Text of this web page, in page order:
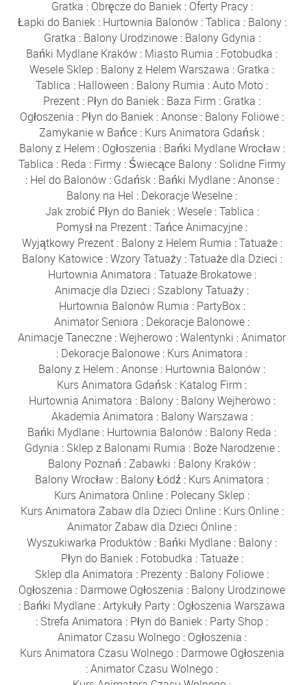
Gratka : Obręcze do Baniek: Oferty Pracy:
Łapki do Baniek: Hurtownia Balonów:Tablica : Balony:
Gratka : Balony Urodzinowe: Balony Gdynia :
Bańki Mydlane Kraków : Miasto Rumia : Fotobudka :
Wesele Sklep : Balony z Helem Warszawa : Gratka :
Tablica : Halloween : Balony Rumia :Auto Moto :
Prezent : Płyn do Baniek : Baza Firm : Gratka :
Ogłoszenia : Płyn do Baniek :Anonse : Balony Foliowe :
Zamykanie w Bańce : Kurs Animatora Gdańsk :
Balony z Helem : Ogłoszenia : Bańki Mydlane Wrocław:
Tablica : Reda : Firmy: Świecące Balony: Solidne Firmy
: Hel do Balonów: Gdańsk: Bańki Mydlane:Anonse:
Balony na Hel : Dekoracje Weselne :
Jak zrobić Płyn do Baniek:Wesele:Tablica :
Pomysł na Prezent :Tańce Animacyjne :
Wyjątkowy Prezent: Balony z Helem Rumia :Tatuaże:
Balony Katowice:Wzory Tatuaży:Tatuaże dla Dzieci :
Hurtownia Animatora :Tatuaże Brokatowe:
Animacje dla Dzieci : Szablony Tatuaży :
Hurtownia Balonów Rumia : PartyBox:
Animator Seniora : Dekoracje Balonowe :
Animacje Taneczne :Wejherowo :Walentynki :Animator
: Dekoracje Balonowe : Kurs Animatora :
Balony z Helem :Anonse : Hurtownia Balonów :
Kurs Animatora Gdańsk : Katalog Firm :
Hurtownia Animatora : Balony: Balony Wejherowo:
Akademia Animatora : Balony Warszawa :
Bańki Mydlane : Hurtownia Balonów : Balony Reda :
Gdynia : Sklep z Balonami Rumia : Boże Narodzenie:
Balony Poznań :Zabawki : Balony Kraków :
Balony Wrocław : Balony Łódź : Kurs Animatora :
Kurs Animatora Online : Polecany Sklep :
Kurs Animatora Zabaw dla Dzieci Online: Kurs Online:
Animator Zabaw dla Dzieci Online :
Wyszukiwarka Produktów : Bańki Mydlane : Balony :
Płyn do Baniek: Fotobudka :Tatuaże:
Sklep dla Animatora : Prezenty : Balony Foliowe :
Ogłoszenia : Darmowe Ogłoszenia : Balony Urodzinowe
: Bańki Mydlane :Artykuły Party : Ogłoszenia Warszawa
: Strefa Animatora : Płyn do Baniek : Party Shop :
Animator Czasu Wolnego: Ogłoszenia :
Kurs Animatora Czasu Wolnego: Darmowe Ogłoszenia
:Animator Czasu Wolnego :